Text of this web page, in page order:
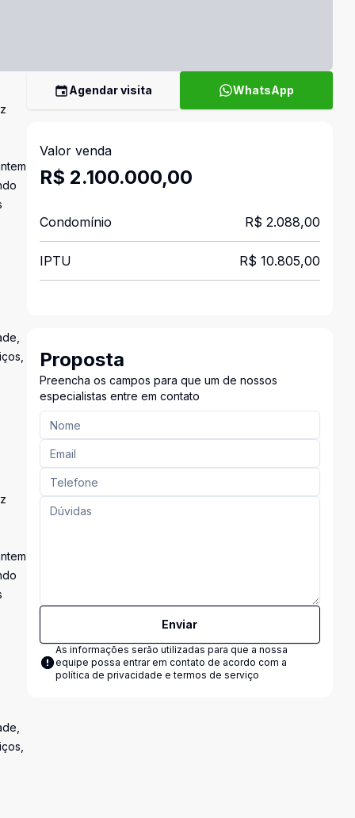
Agendar visita WhatsApp
Valor venda
R$ 2.100.000,00
Condomínio R$ 2.088,00
IPTU R$ 10.805,00
Proposta
Preencha os campos para que um de nossos
especialistas entre em contato
Enviar
As informações serão utilizadas para que a nossa
equipe possa entrar em contato de acordo com a
política de privacidade e termos de serviço